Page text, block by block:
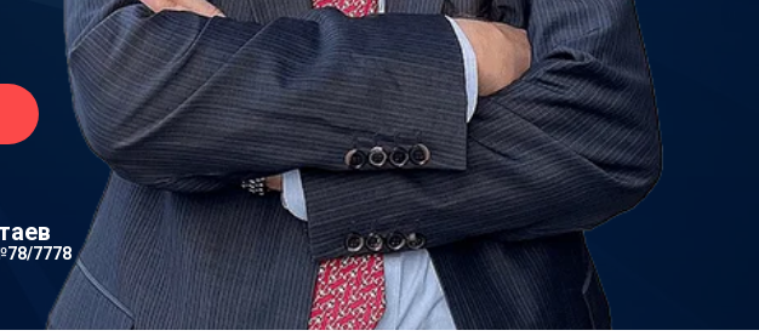
7778